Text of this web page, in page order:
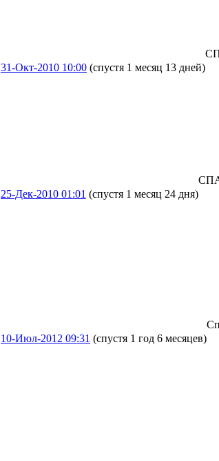
31-Окт-2010 10:00 (спустя 1 месяц 13 дней)
25-Дек-2010 01:01 (спустя 1 месяц 24 дня)
10-Июл-2012 09:31 (спустя 1 год 6 месяцев)